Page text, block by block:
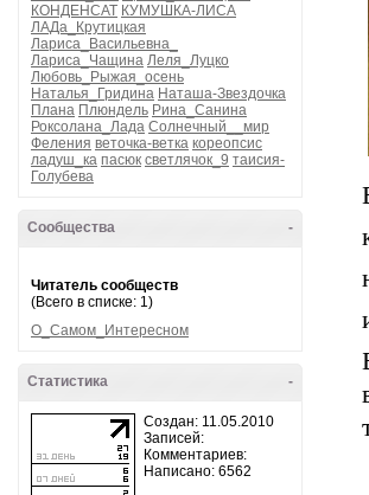
КОНДЕНСАТ КУМУШКА-ЛИСА
ЛАДа_Крутицкая
Лариса_Васильевна_
Лариса_Чащина Леля_Луцко
Любовь_Рыжая_осень
Наталья_Гридина Наташа-Звездочка
Плана Плюндель Рина_Санина
Роксолана_Лада Солнечный__мир
Феления веточка-ветка кореопсис
ладуш_ка пасюк светлячок_9 таисия-
Голубева
-
Сообщества
Читатель сообществ
(Всего в списке: 1)
О_Самом_Интересном
-
Статистика
Создан: 11.05.2010
Записей:
Комментариев:
Написано: 6562